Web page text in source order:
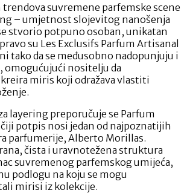
trendova suvremene parfemske scene
– umjetnost slojevitog nanošenja
stvorio potpuno osoban, unikatan
su Les Exclusifs Parfum Artisanal
tako da se međusobno nadopunjuju i
omogućujući nositelju da
miris koji odražava vlastiti
layering preporučuje se Parfum
potpis nosi jedan od najpoznatijih
parfumerije, Alberto Morillas.
čista i uravnotežena struktura
suvremenog parfemskog umijeća,
podlogu na koju se mogu
mirisi iz kolekcije.